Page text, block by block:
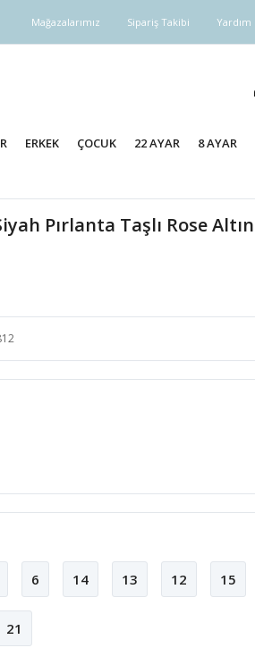
Mağazalarımız Sipariş Takibi Yardım
ERKEK ÇOCUK 22 AYAR 8 AYAR
Pırlanta Taşlı Rose Altın
6 14 13 12 15
21